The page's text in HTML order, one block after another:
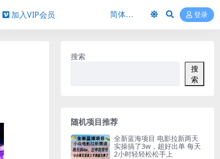
加入VIP会员 登录
搜索
搜
索
随机项目推荐
全新蓝海项目 电影拉新两天
实操搞了3w，超好出单 每天
2小时轻轻松松手上